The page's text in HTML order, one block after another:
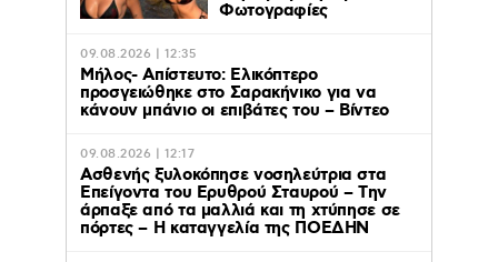
Φωτογραφίες
09.08.2026 | 12:35
Μήλος- Απίστευτο: Ελικόπτερο
προσγειώθηκε στο Σαρακήνικο για να
κάνουν μπάνιο οι επιβάτες του – Βίντεο
09.08.2026 | 12:17
Ασθενής ξυλοκόπησε νοσηλεύτρια στα
Επείγοντα του Ερυθρού Σταυρού – Tην
άρπαξε από τα μαλλιά και τη χτύπησε σε
πόρτες – Η καταγγελία της ΠΟΕΔΗΝ